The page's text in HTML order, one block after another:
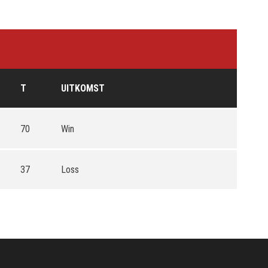
T UITKOMST
70 Win
37 Loss